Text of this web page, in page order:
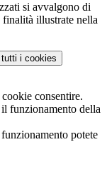
si avvalgono di
illustrate nella
i cookies
consentire.
funzionamento della
potete